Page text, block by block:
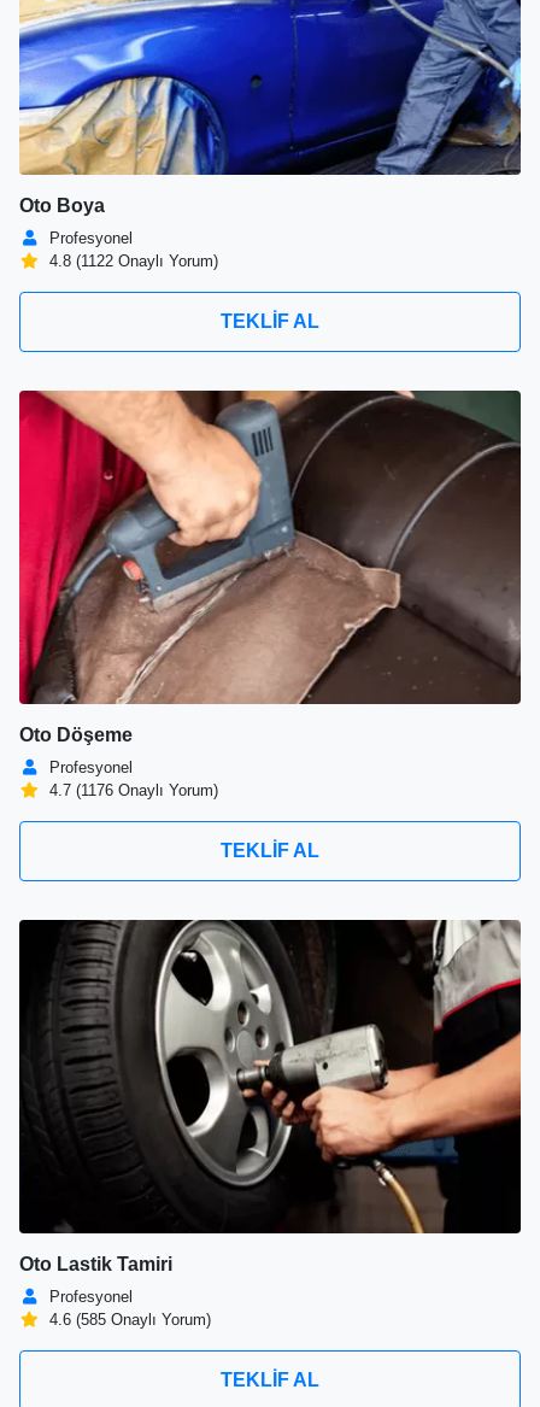
Oto Boya
Profesyonel
4.8 (1122 Onaylı Yorum)
TEKLİF AL
Oto Döşeme
Profesyonel
4.7 (1176 Onaylı Yorum)
TEKLİF AL
Oto Lastik Tamiri
Profesyonel
4.6 (585 Onaylı Yorum)
TEKLİF AL